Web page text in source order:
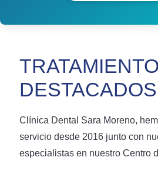
DESTACADOS
Clínica Dental Sara Moreno,
servicio desde 2016 junto con
especialistas en nuestro Centro